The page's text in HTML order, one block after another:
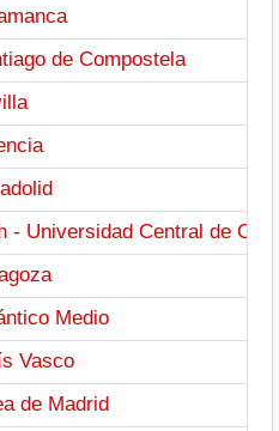
de Compostela
- Universidad Central de
Medio
Vasco
de Madrid